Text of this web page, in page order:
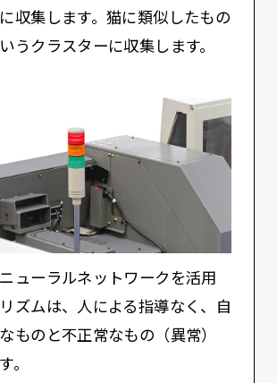
収集します。猫に類似したもの
うクラスターに収集します。
ューラルネットワークを活用
ズムは、人による指導なく、自
ものと不正常なもの（異常）
。